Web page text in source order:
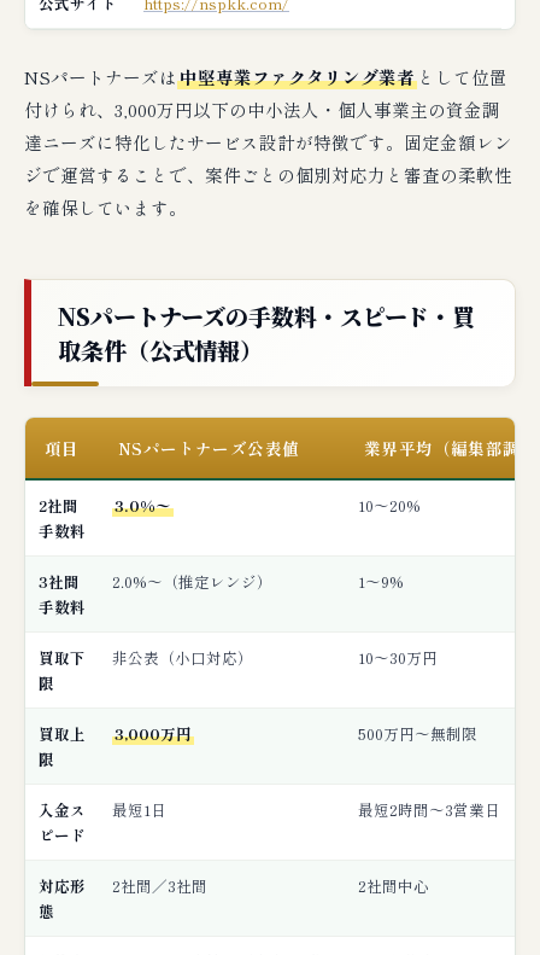
NSパートナーズは中堅専業ファクタリング業者 として位置
付けられ、3,000万円以下の中小法人・個人事業主の資金調
達ニーズに特化したサービス設計が特徴です。固定金額レン
ジで運営することで、案件ごとの個別対応力と審査の柔軟性
を確保しています。
NSパートナーズの手数料・スピード・買
取条件（公式情報）
項目 NSパートナーズ公表値 業界平均（編集部調
2社間
手数料
3.0%〜 10〜20%
3社間
手数料
2.0%〜（推定レンジ） 1〜9%
買取下
限
非公表（小口対応） 10〜30万円
買取上
限
3,000万円 500万円〜無制限
入金ス
ピード
最短1日 最短2時間〜3営業日
対応形
態
2社間／3社間 2社間中心